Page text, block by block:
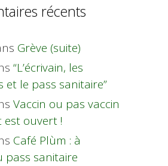
récents
Grève (suite)
“L’écrivain, les
et le pass sanitaire”
Vaccin ou pas vaccin
est ouvert !
Café Plùm : à
pass sanitaire